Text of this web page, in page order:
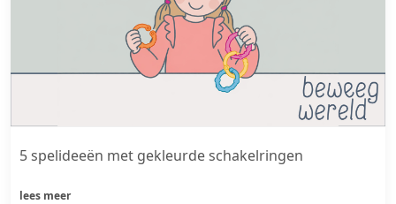
5 spelideeën met gekleurde schakelringen
lees meer